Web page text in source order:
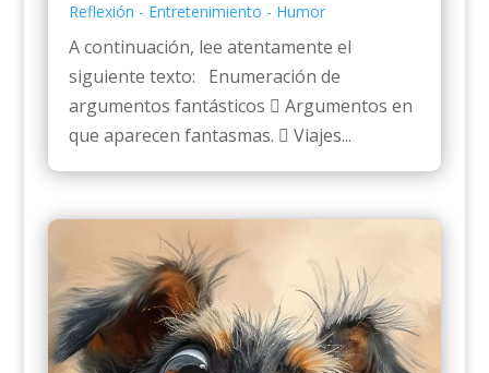
Reflexión - Entretenimiento - Humor
A continuación, lee atentamente el
siguiente texto: Enumeración de
argumentos fantásticos  Argumentos en
que aparecen fantasmas.  Viajes...